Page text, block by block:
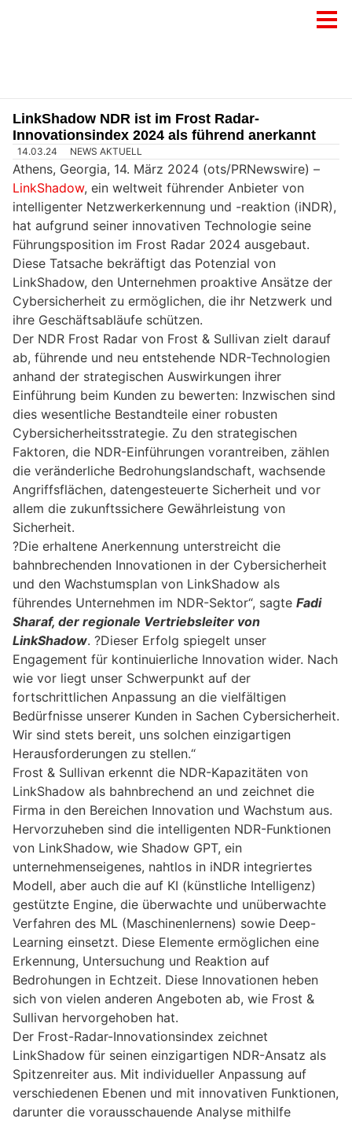
LinkShadow NDR ist im Frost Radar-
Innovationsindex 2024 als führend anerkannt
14.03.24 NEWS AKTUELL
Athens, Georgia, 14. März 2024 (ots/PRNewswire) –
LinkShadow, ein weltweit führender Anbieter von
intelligenter Netzwerkerkennung und -reaktion (iNDR),
hat aufgrund seiner innovativen Technologie seine
Führungsposition im Frost Radar 2024 ausgebaut.
Diese Tatsache bekräftigt das Potenzial von
LinkShadow, den Unternehmen proaktive Ansätze der
Cybersicherheit zu ermöglichen, die ihr Netzwerk und
ihre Geschäftsabläufe schützen.
Der NDR Frost Radar von Frost & Sullivan zielt darauf
ab, führende und neu entstehende NDR-Technologien
anhand der strategischen Auswirkungen ihrer
Einführung beim Kunden zu bewerten: Inzwischen sind
dies wesentliche Bestandteile einer robusten
Cybersicherheitsstrategie. Zu den strategischen
Faktoren, die NDR-Einführungen vorantreiben, zählen
die veränderliche Bedrohungslandschaft, wachsende
Angriffsflächen, datengesteuerte Sicherheit und vor
allem die zukunftssichere Gewährleistung von
Sicherheit.
?Die erhaltene Anerkennung unterstreicht die
bahnbrechenden Innovationen in der Cybersicherheit
und den Wachstumsplan von LinkShadow als
führendes Unternehmen im NDR-Sektor“, sagte Fadi
Sharaf, der regionale Vertriebsleiter von
LinkShadow. ?Dieser Erfolg spiegelt unser
Engagement für kontinuierliche Innovation wider. Nach
wie vor liegt unser Schwerpunkt auf der
fortschrittlichen Anpassung an die vielfältigen
Bedürfnisse unserer Kunden in Sachen Cybersicherheit.
Wir sind stets bereit, uns solchen einzigartigen
Herausforderungen zu stellen.“
Frost & Sullivan erkennt die NDR-Kapazitäten von
LinkShadow als bahnbrechend an und zeichnet die
Firma in den Bereichen Innovation und Wachstum aus.
Hervorzuheben sind die intelligenten NDR-Funktionen
von LinkShadow, wie Shadow GPT, ein
unternehmenseigenes, nahtlos in iNDR integriertes
Modell, aber auch die auf KI (künstliche Intelligenz)
gestützte Engine, die überwachte und unüberwachte
Verfahren des ML (Maschinenlernens) sowie Deep-
Learning einsetzt. Diese Elemente ermöglichen eine
Erkennung, Untersuchung und Reaktion auf
Bedrohungen in Echtzeit. Diese Innovationen heben
sich von vielen anderen Angeboten ab, wie Frost &
Sullivan hervorgehoben hat.
Der Frost-Radar-Innovationsindex zeichnet
LinkShadow für seinen einzigartigen NDR-Ansatz als
Spitzenreiter aus. Mit individueller Anpassung auf
verschiedenen Ebenen und mit innovativen Funktionen,
darunter die vorausschauende Analyse mithilfe